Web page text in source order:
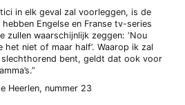
in elk geval zal voorleggen, is de
hebben Engelse en Franse tv-series
zullen waarschijnlijk zeggen: ‘Nou
niet of maar half’. Waarop ik zal
bent, geldt dat ook voor
Heerlen, nummer 23